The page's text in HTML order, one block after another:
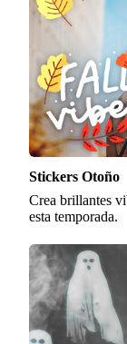
Stickers Otoño
Crea brillantes
esta temporada.